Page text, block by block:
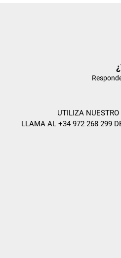
UTILIZA
LLAMA AL +34 972 268 299